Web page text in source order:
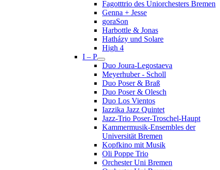
Fagotttrio des Uniorchesters Bremen
Genna + Jesse
goraSon
Harbottle & Jonas
Hatházy und Solare
High 4
I – P
Duo Joura-Legostaeva
Meyerhuber - Scholl
Duo Poser & Braß
Duo Poser & Olesch
Duo Los Vientos
Iazzika Jazz Quintet
Jazz-Trio Poser-Troschel-Haupt
Kammermusik-Ensembles der
Universität Bremen
Kopfkino mit Musik
Oli Poppe Trio
Orchester Uni Bremen